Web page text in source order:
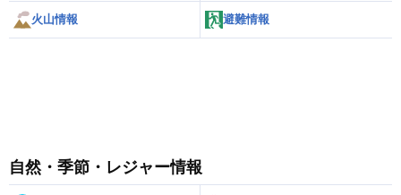
火山情報 避難情報
自然・季節・レジャー情報